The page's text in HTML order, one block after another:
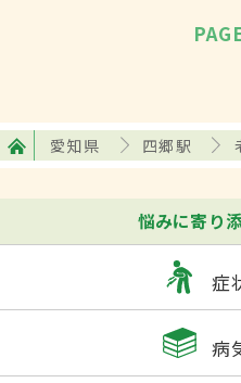
愛知県 四郷駅
悩みに寄り
症
病